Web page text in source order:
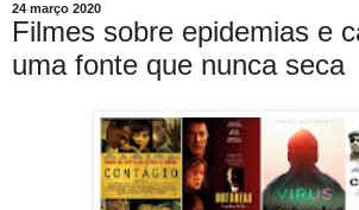
24 março 2020
Filmes sobre epidemias e
uma fonte que nunca seca